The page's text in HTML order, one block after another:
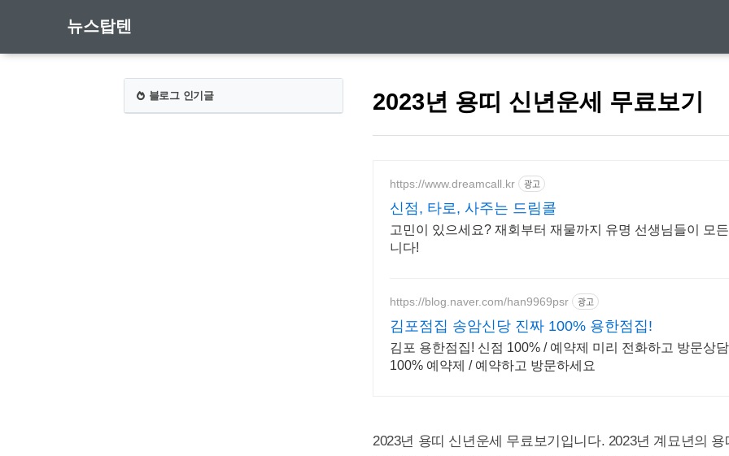
뉴스탑텐
2023년 용띠 신년운세 무료보기
https://www.dreamcall.kr 광고
신점, 타로, 사주는 드림콜
고민이 있으세요? 재회부터 재물까지 유명 선생님들이 모
니다!
https://blog.naver.com/han9969psr 광고
김포점집 송암신당 진짜 100% 용한점집!
김포 용한점집! 신점 100% / 예약제 미리 전화하고 방문상
100% 예약제 / 예약하고 방문하세요
2023년 용띠 신년운세 무료보기입니다. 2023년 계묘년의
블로그 인기글